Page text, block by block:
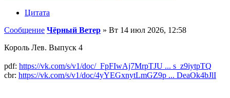
Цитата
Сообщение Чёрный Ветер » Вт 14 июл 2026, 12:58
Король Лев. Выпуск 4
pdf: https://vk.com/s/v1/doc/_FpFIwAj7MrpTJU ... s_z9iytpTQ
cbr: https://vk.com/s/v1/doc/4yYEGxnytLmGZ9p ... DeaOk4bJlI